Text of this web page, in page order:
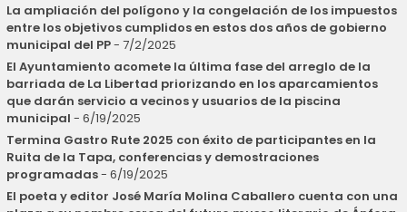
La ampliación del polígono y la congelación de los impuestos
entre los objetivos cumplidos en estos dos años de gobierno
municipal del PP- 7/2/2025
El Ayuntamiento acomete la última fase del arreglo de la
barriada de La Libertad priorizando en los aparcamientos
que darán servicio a vecinos y usuarios de la piscina
municipal - 6/19/2025
Termina Gastro Rute 2025 con éxito de participantes en la
Ruita de la Tapa, conferencias y demostraciones
programadas- 6/19/2025
El poeta y editor José María Molina Caballero cuenta con una